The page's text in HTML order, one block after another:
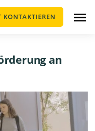
KONTAKTIEREN
an